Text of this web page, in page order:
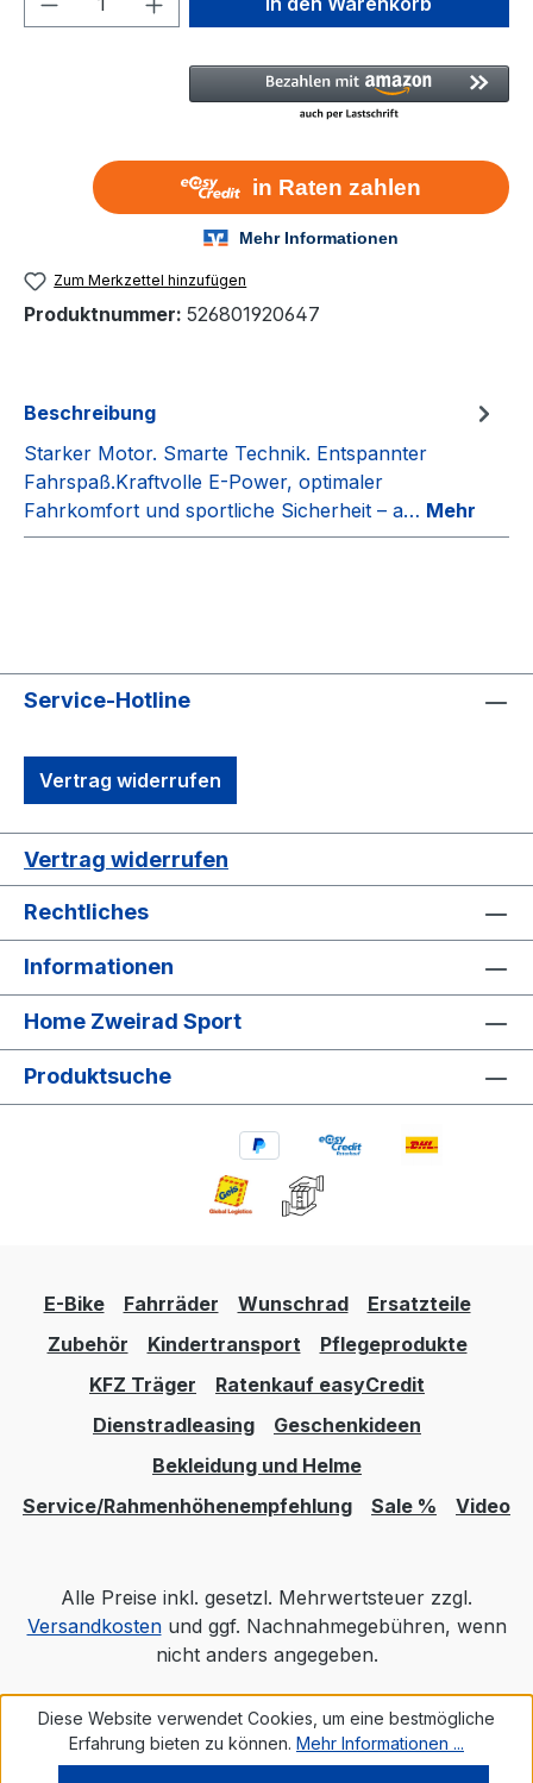
Zum Merkzettel hinzufügen
Produktnummer: 526801920647
Beschreibung
Starker Motor. Smarte Technik. Entspannter
Fahrspaß.Kraftvolle E-Power, optimaler
Fahrkomfort und sportliche Sicherheit – a… Mehr
Service-Hotline
Vertrag widerrufen
Vertrag widerrufen
Rechtliches
Informationen
Home Zweirad Sport
Produktsuche
E-Bike Fahrräder Wunschrad
Ersatzteile
Zubehör
Kindertransport
Pflegeprodukte
KFZ Träger
Ratenkauf easyCredit
Dienstradleasing
Geschenkideen
Bekleidung und Helme
Service/Rahmenhöhenempfehlung
Sale % Video
Alle Preise inkl. gesetzl. Mehrwertsteuer zzgl.
Versandkostenund ggf. Nachnahmegebühren, wenn
nicht anders angegeben.
Realisiert mit Shopware
Diese Website verwendet Cookies, um eine bestmögliche
Erfahrung bieten zu können. Mehr Informationen ...